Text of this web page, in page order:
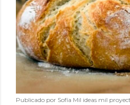
Publicado por Sofía Mil ideas mil